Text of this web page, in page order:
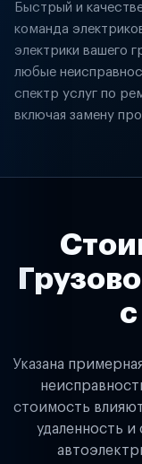
Быстрый и
команда
электрики вашего
любые
спектр услуг по
включая замену
Указана
стоимость
удаленность